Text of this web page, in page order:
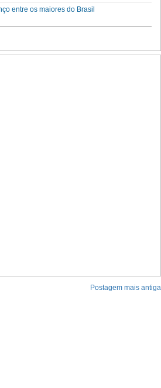
entre os maiores do Brasil
Postagem mais antiga